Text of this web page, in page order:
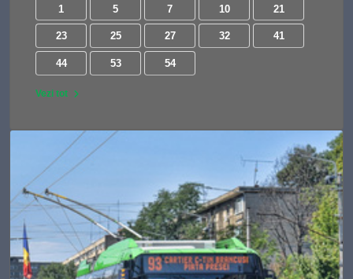
1 5 7 10 21
23 25 27 32 41
44 53 54
Vezi tot